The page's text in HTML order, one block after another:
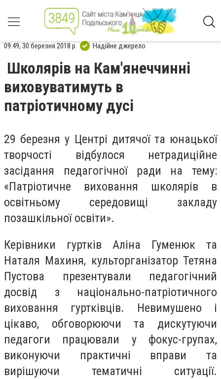
09:49, 30 березня 2018 р. Надійне джерело
Школярів на Кам'янеччинні
виховуватимуть в
патріотичному дусі
29 березня у Центрі дитячої та юнацької
творчості відбулося нетрадиційне
засідання педагогічної ради на тему:
«Патріотичне виховання школярів в
освітньому середовищі закладу
позашкільної освіти».
Керівники гуртків Аліна Гуменюк та
Наталя Махиня, культорганізатор Тетяна
Пустова презентували педагогічний
досвід з національно-патріотичного
виховання гуртківців. Невимушено і
цікаво, обговорюючи та дискутуючи
педагоги працювали у фокус-групах,
виконуючи практичні вправи та
вирішуючи тематичні ситуації.